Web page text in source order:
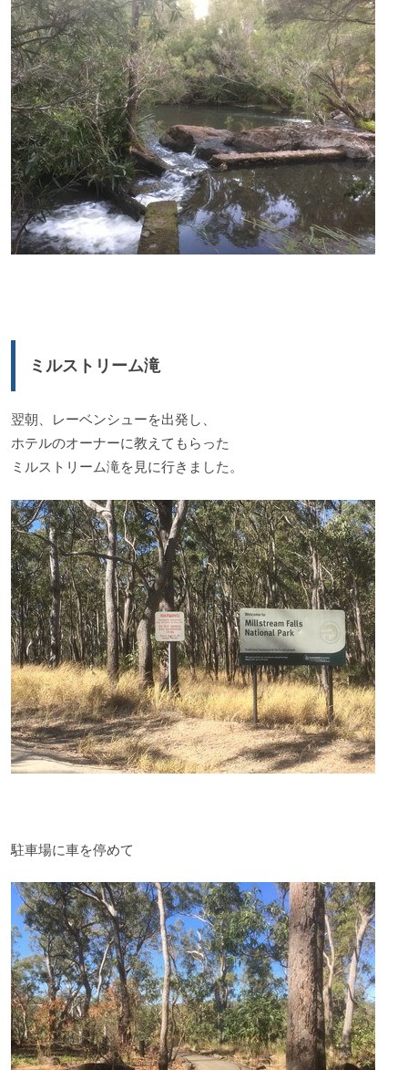
ミルストリーム滝
翌朝、レーベンシューを出発し、
ホテルのオーナーに教えてもらった
ミルストリーム滝を見に行きました。
駐車場に車を停めて